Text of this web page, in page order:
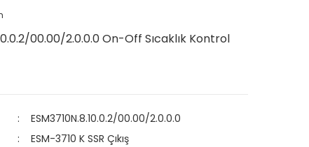
00.00/2.0.0.0 On-Off Sıcaklık Kontrol
ESM3710N.8.10.0.2/00.00/2.0.0.0
ESM-3710 K SSR Çıkış